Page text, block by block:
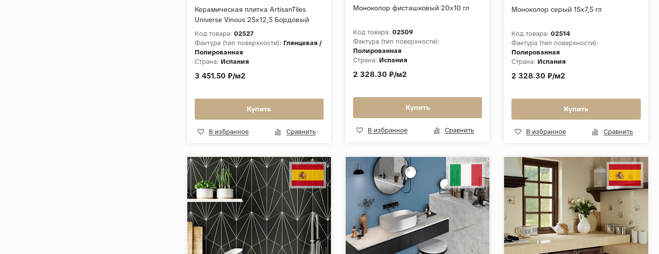
Керамическая плитка ArtisanTiles
Universe Vinous 25x12,5 Бордовый
Глянцевый
Код товара: 02527
Фактура (тип поверхности): Глянцевая /
Полированная
Страна: Испания
Коллекция: Universe
3 451.50 ₽/м2
Купить
В избранное Сравнить
Моноколор фисташковый 20х10 гл
Код товара: 02509
Фактура (тип поверхности):
Полированная
Страна: Испания
2 328.30 ₽/м2
Купить
В избранное Сравнить
Моноколор серый 15х7,5 гл
Код товара: 02514
Фактура (тип поверхности):
Полированная
Страна: Испания
2 328.30 ₽/м2
Купить
В избранное Сравнить